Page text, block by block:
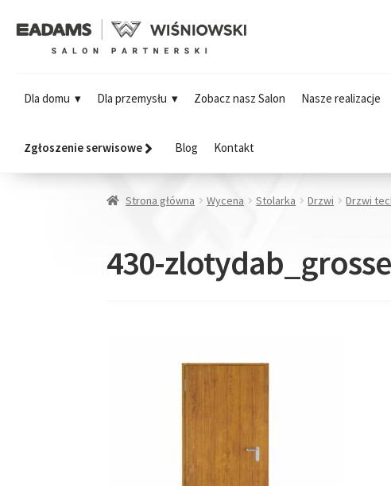
Dla domu Dla przemysłu Zobacz nasz Salon Nasze realizacje
Zgłoszenie serwisowe Blog Kontakt
Strona główna Wycena Stolarka Drzwi Drzwi
430-zlotydab_grosse